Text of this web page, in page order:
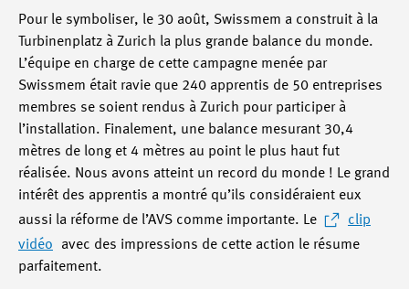
Pour le symboliser, le 30 août, Swissmem a construit à la
Turbinenplatz à Zurich la plus grande balance du monde.
L’équipe en charge de cette campagne menée par
Swissmem était ravie que 240 apprentis de 50 entreprises
membres se soient rendus à Zurich pour participer à
l’installation. Finalement, une balance mesurant 30,4
mètres de long et 4 mètres au point le plus haut fut
réalisée. Nous avons atteint un record du monde ! Le grand
intérêt des apprentis a montré qu’ils considéraient eux
aussi la réforme de l’AVS comme importante. Le
clip
vidéo
avec des impressions de cette action le résume
parfaitement.